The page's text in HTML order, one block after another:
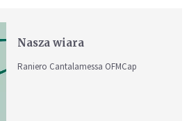
Nasza wiara
Raniero Cantalamessa OFMCap